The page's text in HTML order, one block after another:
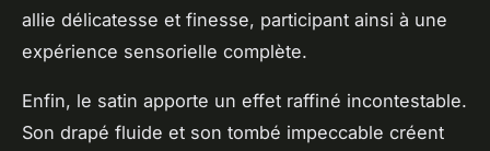
allie délicatesse et finesse, participant ainsi à une
expérience sensorielle complète.
Enfin, le satin apporte un effet raffiné incontestable.
Son drapé fluide et son tombé impeccable créent